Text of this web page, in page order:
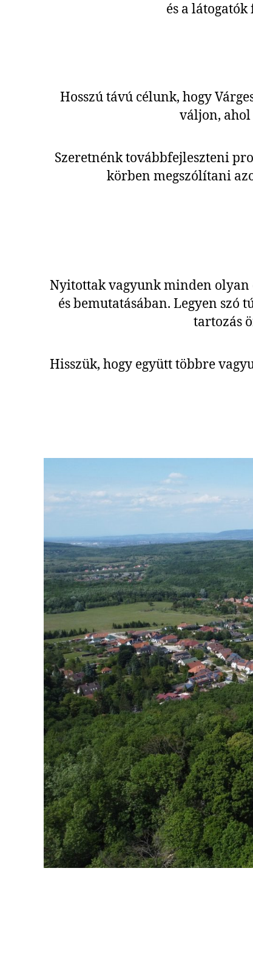
és a
Hosszú távú célunk, hogy
váljon, ahol
Szeretnénk továbbfejleszteni
körben megszólítani
Nyitottak vagyunk minden olyan
és bemutatásában. Legyen szó
tartozás
Hisszük, hogy együtt többre